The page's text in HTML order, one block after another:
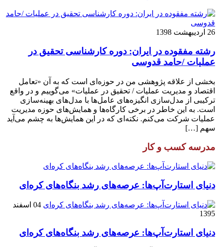
26 اردیبهشت 1398
رشته مفقوده در ایران: دوره کارشناسی تحقیق در
عملیات /حامد قدوسی
بخشی از علاقه پژوهشی من در حوزه‌ای است که به آن «تعامل
اقتصاد و مدیریت عملیات / تحقیق در عملیات» می‌گوییم و در واقع
ترکیبی از مدل‌سازی انگیزه‌های عامل‌ها با مدل‌های بهینه‌سازی
است. به این خاطر در برخی کارگاه‌ها و همایش‌های حوزه مدیریت
عملیات شرکت می‌کنم. نکته‌ای که در این همایش‌ها به چشم می‌آید
سهم […]
مدرسه کسب و کار
دنیای استارت‌آپ‌ها: عرصه‌های رشد بنگاه‌های کره‌ای‌
04 اسفند
1395
دنیای استارت‌آپ‌ها: عرصه‌های رشد بنگاه‌های کره‌ای‌